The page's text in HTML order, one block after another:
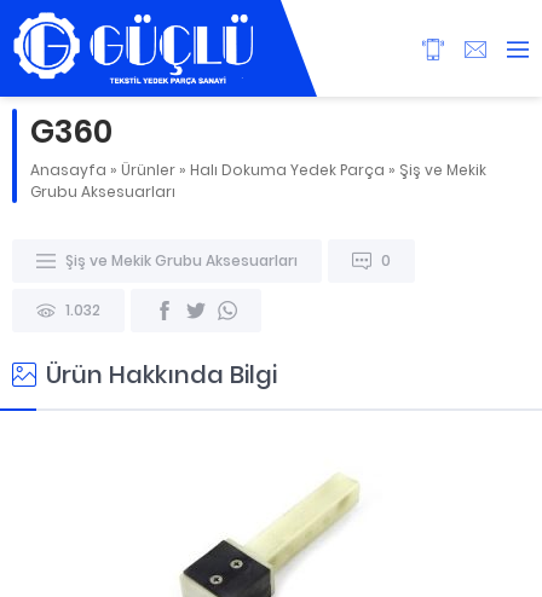
G360
Anasayfa » Ürünler » Halı Dokuma Yedek Parça » Şiş ve Mekik
Grubu Aksesuarları
Şiş ve Mekik Grubu Aksesuarları 0
1.032
Ürün Hakkında Bilgi